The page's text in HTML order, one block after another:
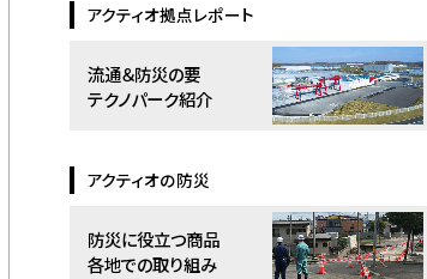
アクティオ拠点レポート
流通＆防災の要
テクノパーク紹介
アクティオの防災
防災に役立つ商品
各地での取り組み